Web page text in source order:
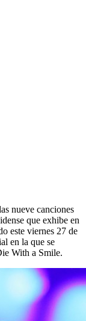
nueve canciones
que exhibe en
este viernes 27 de
en la que se
With a Smile.